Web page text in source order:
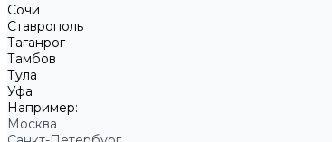
Сочи
Ставрополь
Таганрог
Тамбов
Тула
Уфа
Например:
Москва